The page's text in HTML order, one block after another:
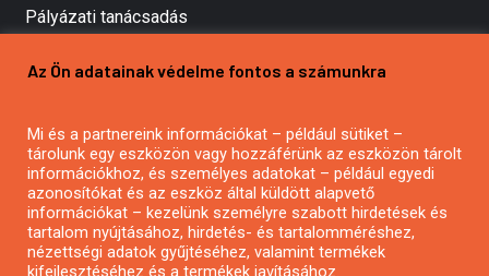
Pályázati tanácsadás
Mezőgazdasági pályázatírás
Pályázatírás civil szervezeteknek
Pályázatírás önkormányzatoknak
Pályázatfigyelés
Specifikus pályázatfigyelés vagy hírlevél
Az Ön adatainak védelme fontos a számunkra
Mi és a partnereink információkat – például sütiket –
tárolunk egy eszközön vagy hozzáférünk az eszközön tárolt
információkhoz, és személyes adatokat – például egyedi
azonosítókat és az eszköz által küldött alapvető
információkat – kezelünk személyre szabott hirdetések és
tartalom nyújtásához, hirdetés- és tartalomméréshez,
nézettségi adatok gyűjtéséhez, valamint termékek
kifejlesztéséhez és a termékek javításához.